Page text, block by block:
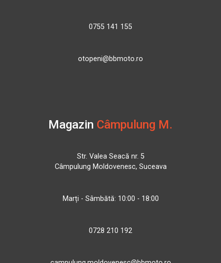
0755 141 155
otopeni@bbmoto.ro
Magazin Câmpulung M.
Str. Valea Seacă nr. 5
Câmpulung Moldovenesc, Suceava
Marți - Sâmbătă: 10:00 - 18:00
0728 210 192